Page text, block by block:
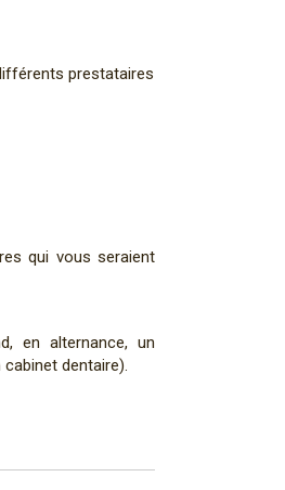
prestataires
qui vous seraient
en alternance, un
dentaire).